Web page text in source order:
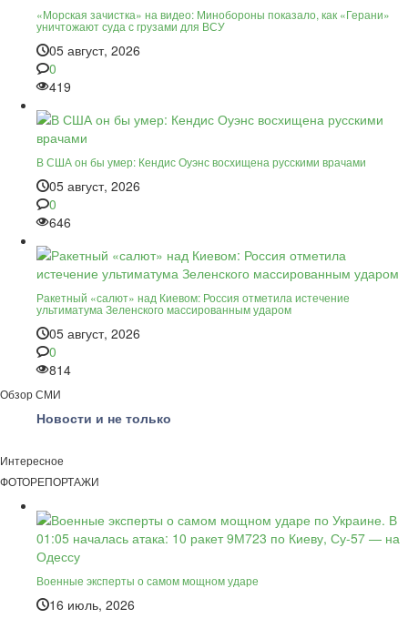
«Морская зачистка» на видео: Минобороны показало, как «Герани»
уничтожают суда с грузами для ВСУ
05 август, 2026
0
419
В США он бы умер: Кендис Оуэнс восхищена русскими врачами
05 август, 2026
0
646
Ракетный «салют» над Киевом: Россия отметила истечение
ультиматума Зеленского массированным ударом
05 август, 2026
0
814
Обзор СМИ
Новости и не только
Интересное
ФОТОРЕПОРТАЖИ
Военные эксперты о самом мощном ударе
16 июль, 2026